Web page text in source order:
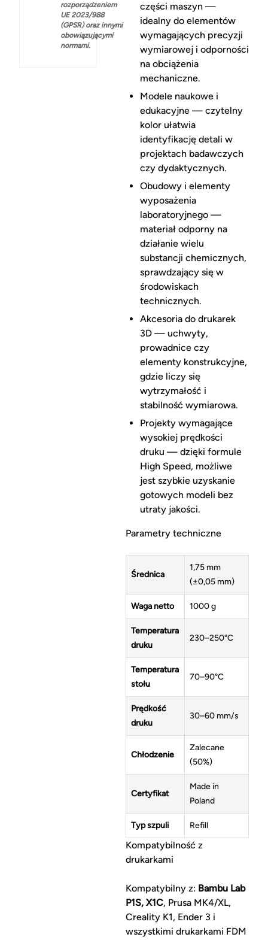
rozporządzeniem
UE 2023/988
(GPSR) oraz innymi
obowiązującymi
normami.
części maszyn —
idealny do elementów
wymagających precyzji
wymiarowej i odporności
na obciążenia
mechaniczne.
Modele naukowe i
edukacyjne — czytelny
kolor ułatwia
identyfikację detali w
projektach badawczych
czy dydaktycznych.
Obudowy i elementy
wyposażenia
laboratoryjnego —
materiał odporny na
działanie wielu
substancji chemicznych,
sprawdzający się w
środowiskach
technicznych.
Akcesoria do drukarek
3D — uchwyty,
prowadnice czy
elementy konstrukcyjne,
gdzie liczy się
wytrzymałość i
stabilność wymiarowa.
Projekty wymagające
wysokiej prędkości
druku — dzięki formule
High Speed, możliwe
jest szybkie uzyskanie
gotowych modeli bez
utraty jakości.
Parametry techniczne
Średnica
1,75 mm
(±0,05 mm)
Waga netto 1000 g
Temperatura
druku
230–250°C
Temperatura
stołu
70–90°C
Prędkość
druku
30–60 mm/s
Chłodzenie
Zalecane
(50%)
Certyfikat
Made in
Poland
Typ szpuli Refill
Kompatybilność z
drukarkami
Kompatybilny z: Bambu Lab
P1S, X1C, Prusa MK4/XL,
Creality K1, Ender 3 i
wszystkimi drukarkami FDM